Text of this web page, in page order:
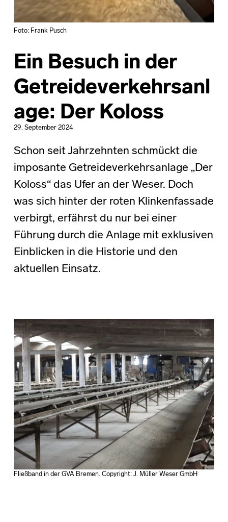
Foto: Frank Pusch
Ein Besuch in der
Getreideverkehrsanl
age: Der Koloss
29. September 2024
Schon seit Jahrzehnten schmückt die
imposante Getreideverkehrsanlage „Der
Koloss“ das Ufer an der Weser. Doch
was sich hinter der roten Klinkenfassade
verbirgt, erfährst du nur bei einer
Führung durch die Anlage mit exklusiven
Einblicken in die Historie und den
aktuellen Einsatz.
Fließband in der GVA Bremen. Copyright: J. Müller Weser GmbH